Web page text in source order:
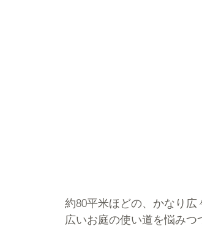
約80平米ほどの、かなり広
広いお庭の使い道を悩みつ